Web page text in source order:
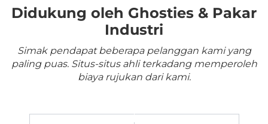
Didukung oleh Ghosties & Pakar
Industri
Simak pendapat beberapa pelanggan kami yang
paling puas. Situs-situs ahli terkadang memperoleh
biaya rujukan dari kami.